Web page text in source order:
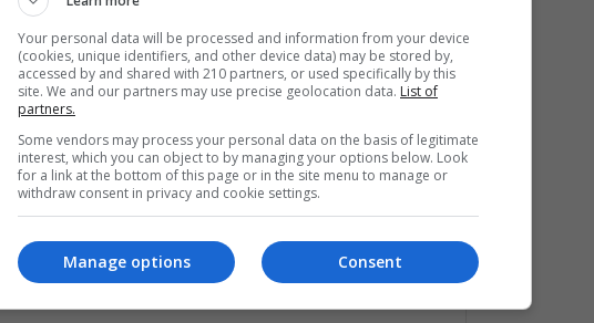
en Ciencia Política y posgrado en Derecho
Pública en España y en Alta Gerencia
diputado nacional siendo presidente de la
se convierte en senador para finalmente
Obras Públicas y Comunicaciones de la
a suceder a Lugo, pero perdió las
Your personal data will be processed and information from your device
(cookies, unique identifiers, and other device data) may be stored by,
accessed by and shared with 210 partners, or used specifically by this
site. We and our partners may use precise geolocation data. List of
partners.
Some vendors may process your personal data on the basis of legitimate
interest, which you can object to by managing your options below. Look
for a link at the bottom of this page or in the site menu to manage or
withdraw consent in privacy and cookie settings.
Consent
Manage options